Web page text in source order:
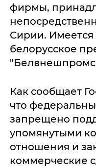
фирмы,
Сирии. Имеется
белорусское
Как сообщает
что
запрещено
упомянутыми
отношения и
коммерческие